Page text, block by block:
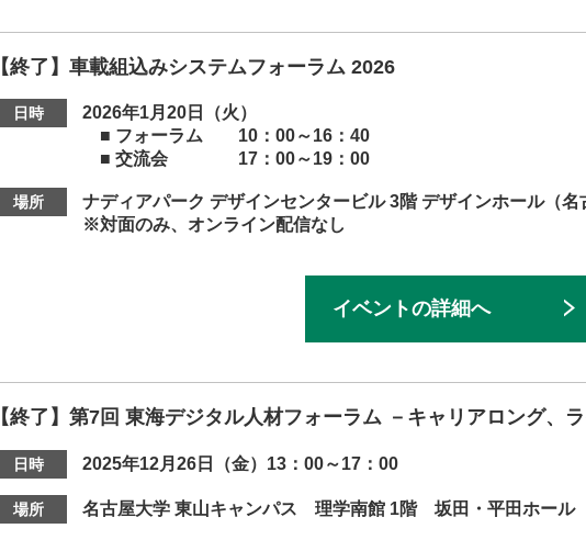
【終了】車載組込みシステムフォーラム 2026
日時
2026年1月20日（火）
■ フォーラム 10：00～16：40
■ 交流会 17：00～19：00
場所
ナディアパーク デザインセンタービル 3階 デザインホール（名
※対面のみ、オンライン配信なし
イベントの詳細へ
【終了】第7回 東海デジタル人材フォーラム －キャリアロング、
日時 2025年12月26日（金）13：00～17：00
場所 名古屋大学 東山キャンパス 理学南館 1階 坂田・平田ホール